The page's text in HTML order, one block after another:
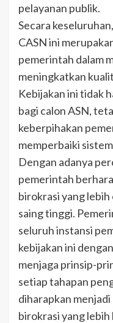
pelayanan publik.
Secara
CASN ini
pemerintah dalam
meningkatkan
Kebijakan ini tidak
bagi calon ASN,
keberpihakan
memperbaiki
Dengan adanya
pemerintah
birokrasi yang
saing tinggi.
seluruh instansi
kebijakan ini
menjaga prinsip-
setiap tahapan
diharapkan
birokrasi yang